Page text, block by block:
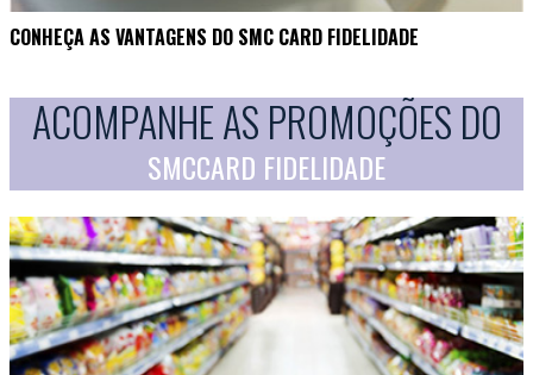
CONHEÇA AS VANTAGENS DO SMC CARD FIDELIDADE
ACOMPANHE AS PROMOÇÕES DO
SMCCARD FIDELIDADE